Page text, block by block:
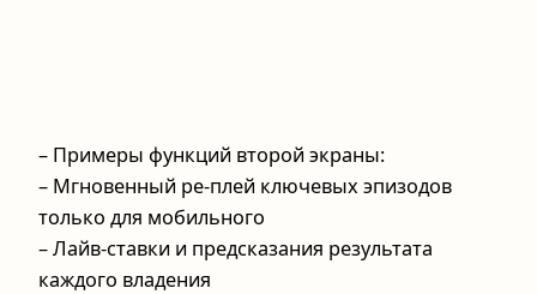
– Примеры функций второй экраны:
– Мгновенный ре-плей ключевых эпизодов
только для мобильного
– Лайв-ставки и предсказания результата
каждого владения